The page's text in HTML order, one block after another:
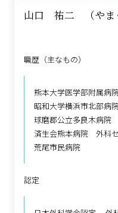
山口 祐二 （やま
職歴（主なもの）
熊本大学医学部附属病
昭和大学横浜市北部病
球磨郡公立多良木病院
済生会熊本病院 外科
荒尾市民病院
認定